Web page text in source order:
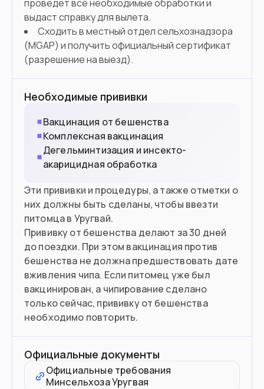
проведет все необходимые обработки и
выдаст справку для вылета.
Сходить в местный отдел сельхознадзора
(MGAP) и получить официальный сертификат
(разрешение на выезд).
Необходимые прививки
Вакцинация от бешенства
Комплексная вакцинация
Дегельминтизация и инсекто-
акарицидная обработка
Эти прививки и процедуры, а также отметки о
них должны быть сделаны, чтобы ввезти
питомца в Уругвай.
Прививку от бешенства делают за 30 дней
до поездки. При этом вакцинация против
бешенства не должна предшествовать дате
вживления чипа. Если питомец уже был
вакцинирован, а чипирование сделано
только сейчас, прививку от бешенства
необходимо повторить.
Официальные документы
Официальные требования
Минсельхоза Уругвая